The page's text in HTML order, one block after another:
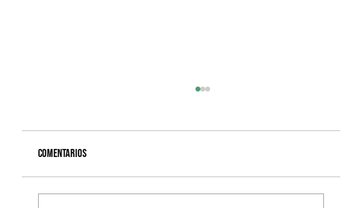
Comentarios